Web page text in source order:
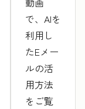
で、AIを
利用し
たEメー
ルの活
用方法
をご覧